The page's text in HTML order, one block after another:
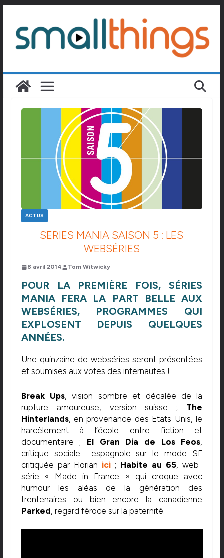
contenu
ACTUS
SERIES MANIA SAISON 5 : LES
WEBSÉRIES
8 avril 2014 Tom Witwicky
POUR LA PREMIÈRE FOIS, SÉRIES
MANIA FERA LA PART BELLE AUX
WEBSÉRIES, PROGRAMMES QUI
EXPLOSENT DEPUIS QUELQUES
ANNÉES.
Une quinzaine de webséries seront présentées
et soumises aux votes des internautes !
Break Ups, vision sombre et décalée de la
rupture amoureuse, version suisse ; The
Hinterlands, en provenance des Etats-Unis, le
harcèlement à l’école entre fiction et
documentaire ; El Gran Dia de Los Feos,
critique sociale espagnole sur le mode SF
critiquée par Florian ici; Habite au 65, web-
série « Made in France » qui croque avec
humour les aléas de la génération des
trentenaires ou bien encore la canadienne
Parked, regard féroce sur la paternité.